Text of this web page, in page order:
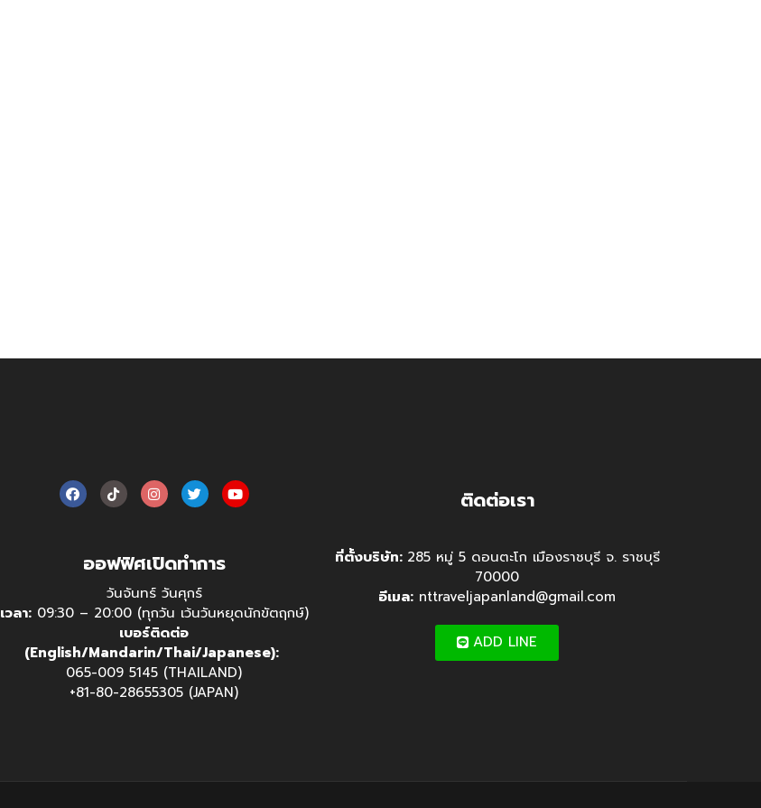
ออฟฟิศเปิดทำการ
วันจันทร์ วันศุกร์
เวลา:09:30 – 20:00 (ทุกวัน เว้นวันหยุดนักขัตฤกษ์)
เบอร์ติดต่อ
(English/Mandarin/Thai/Japanese):
065-009 5145 (THAILAND)
+81-80-28655305 (JAPAN)
ติดต่อเรา
ที่ตั้งบริษัท: 285 หมู่ 5 ดอนตะโก เมืองราชบุรี จ. ราชบุรี
70000
อีเมล: nttraveljapanland@gmail.com
ADD LINE